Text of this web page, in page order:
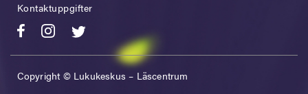
Kontaktuppgifter
Copyright © Lukukeskus – Läscentrum